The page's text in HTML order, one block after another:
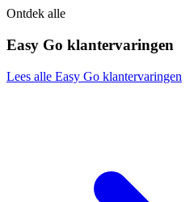
Ontdek alle
Easy Go klantervaringen
Lees alle Easy Go klantervaringen